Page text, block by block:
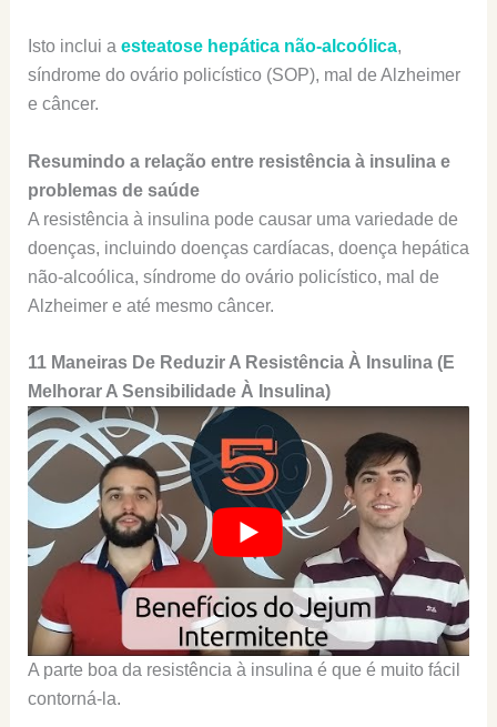
Isto inclui a esteatose hepática não-alcoólica,
síndrome do ovário policístico (SOP), mal de Alzheimer
e câncer.
Resumindo a relação entre resistência à insulina e
problemas de saúde
A resistência à insulina pode causar uma variedade de
doenças, incluindo doenças cardíacas, doença hepática
não-alcoólica, síndrome do ovário policístico, mal de
Alzheimer e até mesmo câncer.
11 Maneiras De Reduzir A Resistência À Insulina (E
Melhorar A Sensibilidade À Insulina)
A parte boa da resistência à insulina é que é muito fácil
contorná-la.